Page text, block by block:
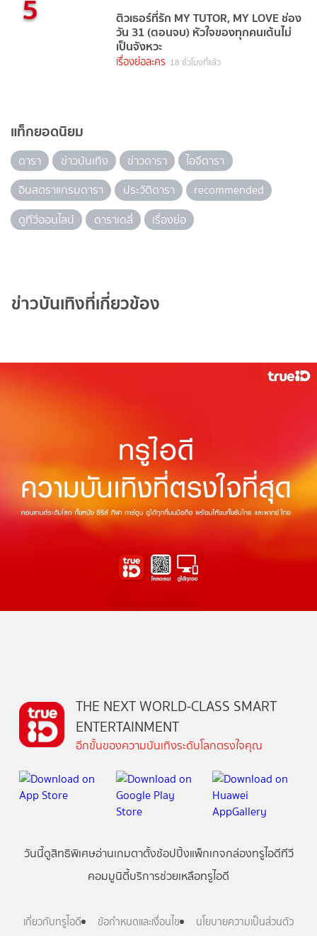
ติวเธอร์ที่รัก MY TUTOR, MY LOVE ช่อง
วัน 31 (ตอนจบ) หัวใจของทุกคนเต้นไม่
เป็นจังหวะ
เรื่องย่อละคร 18 ชั่วโมงที่แล้ว
แท็กยอดนิยม
ดารา ข่าวบันเทิง ข่าวดารา
ไอจีดารา
อินสตราแกรมดารา
ประวัติดารา
recommended
ดูทีวีออนไลน์
ดาราเดลี่ เรื่องย่อ
ข่าวบันเทิงที่เกี่ยวข้อง
THE NEXT WORLD-CLASS SMART
ENTERTAINMENT
อีกขั้นของความบันเทิงระดับโลกตรงใจคุณ
วันนี้ดูสิทธิพิเศษอ่านเกมตาตั้งช้อปปิ้งแพ็กเกจกล่องทรูไอดีทีวี
คอมมูนิตี้บริการช่วยเหลือทรูไอดี
เกี่ยวกับทรูไอดี ข้อกำหนดและเงื่อนไข นโยบายความเป็นส่วนตัว